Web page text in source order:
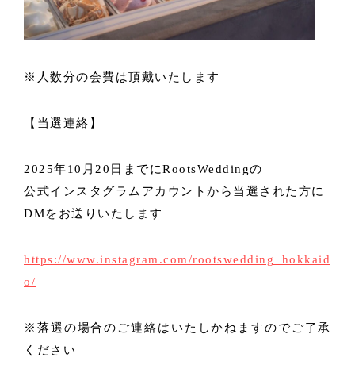
※人数分の会費は頂戴いたします
【当選連絡】
2025年10月20日までにRootsWeddingの
公式インスタグラムアカウントから当選された方に
DMをお送りいたします
https://www.instagram.com/rootswedding_hokkaid
o/
※落選の場合のご連絡はいたしかねますのでご了承
ください